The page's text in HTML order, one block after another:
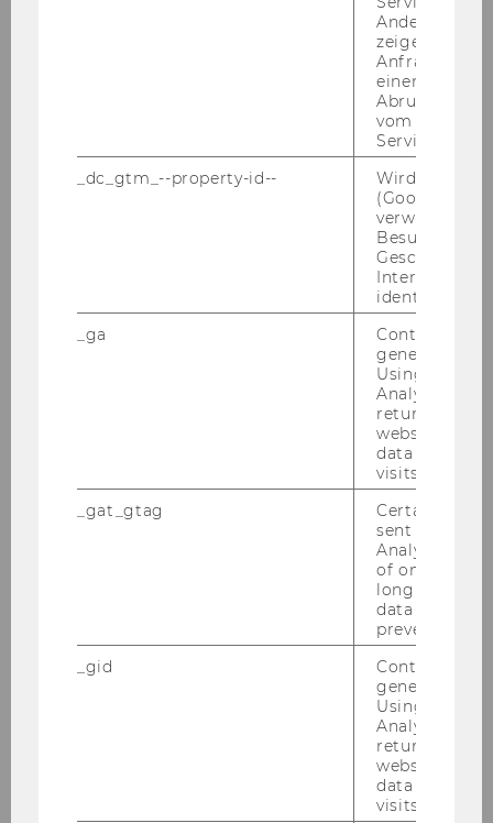
Universität München, Mitglied
der Bayerischen Akademie der
Ehrendokt
HABERLER Gottfried (1900-1995),
Ehrendokt
or*in
HEINRICH Walter (1902-1984), em.
Zur Kontextualisierung dieser
Ehrung vor dem Hintergrund des
Verhältnisses von Erich Eduard
Unrechtsregime finden Sie
Jahr
Zur Kontextualisierung dieser
Andere
zeigen Opt-
Anfrage im
einen Fehler
Abrufen
vom AMP
Service an.
_dc_gtm_--property-id--
Wird von
(Google Tag
verwendet,
Besucher
Geschlecht
Interessen zu
identifizieren.
_ga
Contains a
generated
Using this
Analytics can
returning
website and
data from
visits.
_gat_gtag
Certain data
sent to
Analytics a
of once per
long as it is
data
prevented.
_gid
Contains a
generated
Using this
Analytics can
returning
website and
data from
visits.